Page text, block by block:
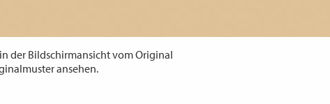
der Bildschirmansicht vom Original
ansehen.